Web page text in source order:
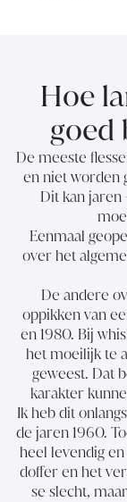
Hoe
goed
De meeste
en niet worden
Dit kan
Eenmaal
over het
De andere
oppikken van
en 1980. Bij
het moeilijk te
geweest. Dat
karakter
Ik heb dit
de jaren 1960.
heel levendig
doffer en het
se slecht,